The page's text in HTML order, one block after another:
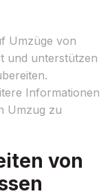
Umzüge von
und unterstützen
Informationen
Umzug zu
von